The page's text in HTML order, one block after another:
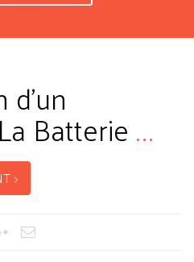
d'un
Batterie...
>